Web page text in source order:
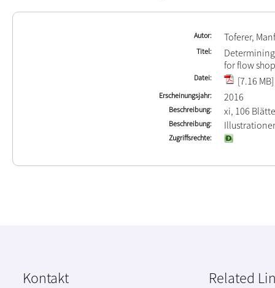
Autor Toferer,
Titel
for flow
Datei [7.16 MB]
Erscheinungsjahr 2016
Beschreibung xi, 106
Beschreibung
Zugriffsrechte
Kontakt Related